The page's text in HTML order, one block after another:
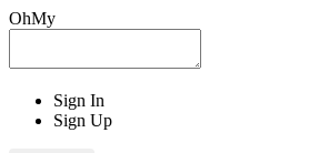
OhMy
Sign In
Sign Up